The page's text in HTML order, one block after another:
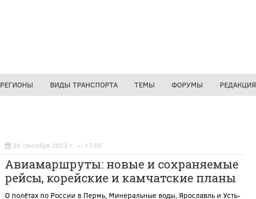
РЕГИОНЫ ВИДЫ ТРАНСПОРТА ТЕМЫ ФОРУМЫ РЕДАКЦИЯ
26 сентября 2023 г. — 17:05
Авиамаршруты: новые и сохраняемые
рейсы, корейские и камчатские планы
О полётах по России в Пермь, Минеральные воды, Ярославль и Усть-